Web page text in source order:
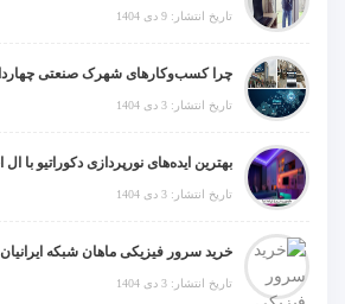
تاریخ انتشار: 9 دی 1404
تاریخ انتشار: 3 دی 1404
تاریخ انتشار: 3 دی 1404
خرید سرور فیزیکی ماهان شبکه ایرانیان
تاریخ انتشار: 3 دی 1404